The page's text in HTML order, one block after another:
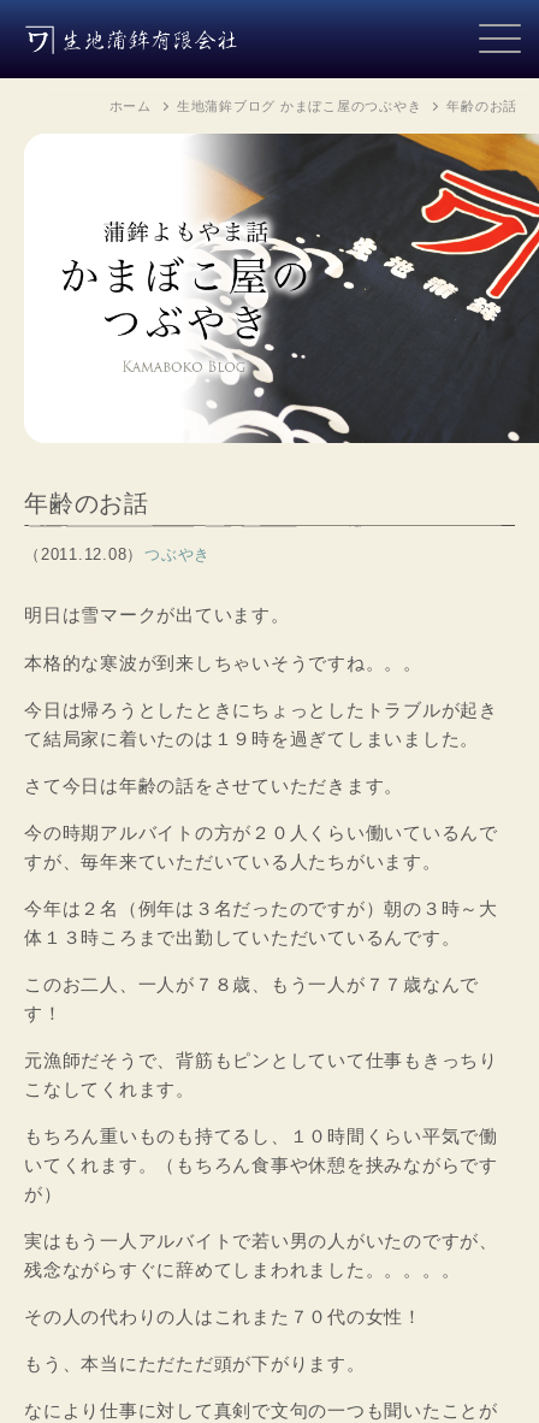
ホーム 生地蒲鉾ブログ かまぼこ屋のつぶやき 年齢のお話
年齢のお話
（2011.12.08） つぶやき
明日は雪マークが出ています。
本格的な寒波が到来しちゃいそうですね。。。
今日は帰ろうとしたときにちょっとしたトラブルが起き
て結局家に着いたのは１９時を過ぎてしまいました。
さて今日は年齢の話をさせていただきます。
今の時期アルバイトの方が２０人くらい働いているんで
すが、毎年来ていただいている人たちがいます。
今年は２名（例年は３名だったのですが）朝の３時～大
体１３時ころまで出勤していただいているんです。
このお二人、一人が７８歳、もう一人が７７歳なんで
す！
元漁師だそうで、背筋もピンとしていて仕事もきっちり
こなしてくれます。
もちろん重いものも持てるし、１０時間くらい平気で働
いてくれます。（もちろん食事や休憩を挟みながらです
が）
実はもう一人アルバイトで若い男の人がいたのですが、
残念ながらすぐに辞めてしまわれました。。。。。
その人の代わりの人はこれまた７０代の女性！
もう、本当にただただ頭が下がります。
なにより仕事に対して真剣で文句の一つも聞いたことが